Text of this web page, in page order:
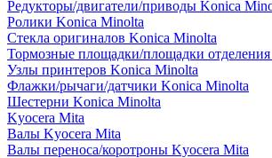
Редукторы/двигатели/приводы Konica
Ролики Konica Minolta
Стекла оригиналов Konica Minolta
Тормозные площадки/площадки
Узлы принтеров Konica Minolta
Флажки/рычаги/датчики Konica Minolta
Шестерни Konica Minolta
Kyocera Mita
Валы Kyocera Mita
Валы переноса/коротроны Kyocera Mita